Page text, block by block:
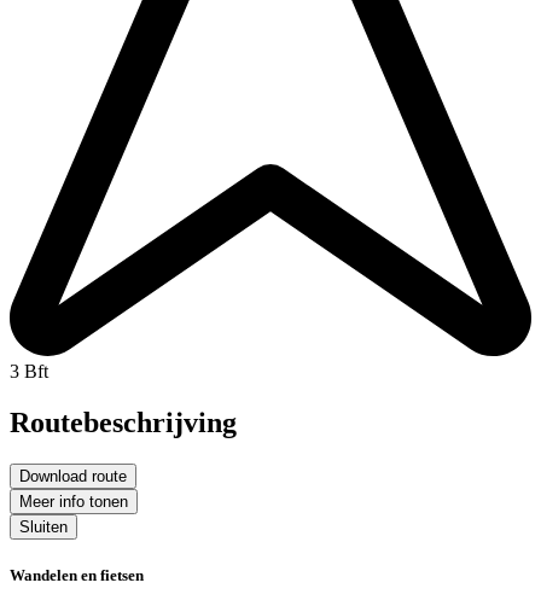
3 Bft
Routebeschrijving
Download route
Meer info tonen
Sluiten
Wandelen en fietsen